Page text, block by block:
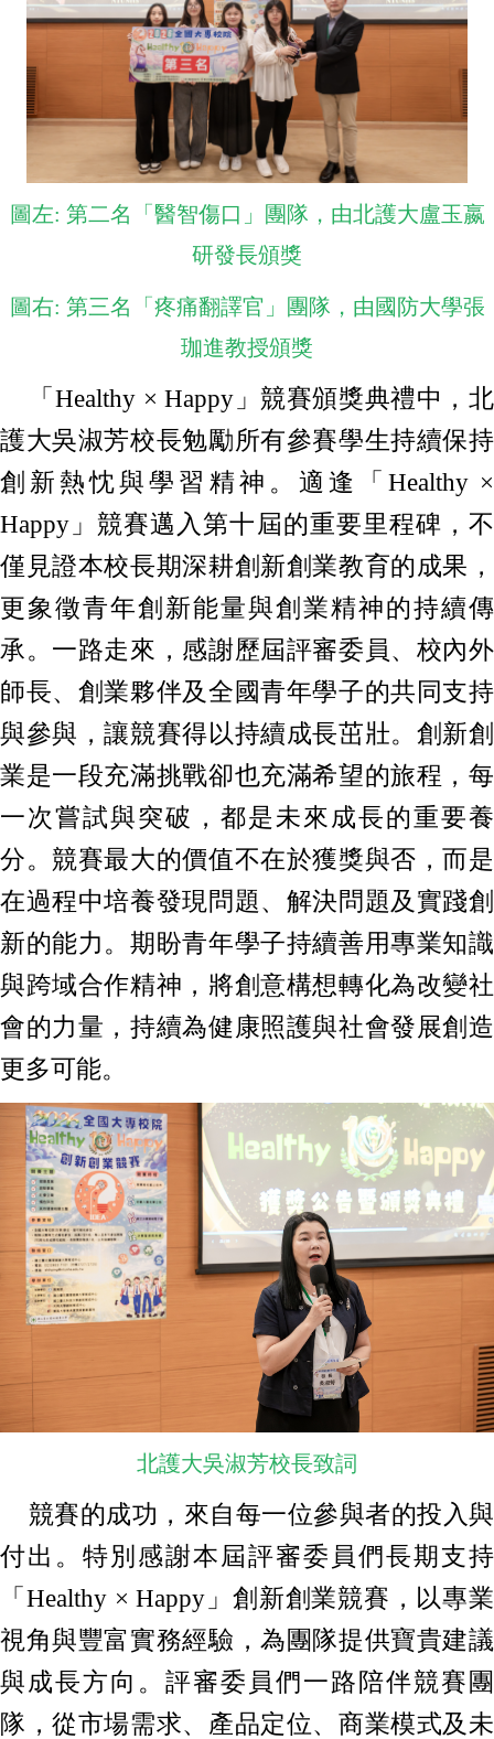
圖左: 第二名「醫智傷口」團隊，由北護大盧玉嬴
研發長頒獎
圖右: 第三名「疼痛翻譯官」團隊，由國防大學張
珈進教授頒獎
「Healthy × Happy」競賽頒獎典禮中，北
護大吳淑芳校長勉勵所有參賽學生持續保持
創新熱忱與學習精神。適逢「Healthy ×
Happy」競賽邁入第十屆的重要里程碑，不
僅見證本校長期深耕創新創業教育的成果，
更象徵青年創新能量與創業精神的持續傳
承。一路走來，感謝歷屆評審委員、校內外
師長、創業夥伴及全國青年學子的共同支持
與參與，讓競賽得以持續成長茁壯。創新創
業是一段充滿挑戰卻也充滿希望的旅程，每
一次嘗試與突破，都是未來成長的重要養
分。競賽最大的價值不在於獲獎與否，而是
在過程中培養發現問題、解決問題及實踐創
新的能力。期盼青年學子持續善用專業知識
與跨域合作精神，將創意構想轉化為改變社
會的力量，持續為健康照護與社會發展創造
更多可能。
北護大吳淑芳校長致詞
競賽的成功，來自每一位參與者的投入與
付出。特別感謝本屆評審委員們長期支持
「Healthy × Happy」創新創業競賽，以專業
視角與豐富實務經驗，為團隊提供寶貴建議
與成長方向。評審委員們一路陪伴競賽團
隊，從市場需求、產品定位、商業模式及未